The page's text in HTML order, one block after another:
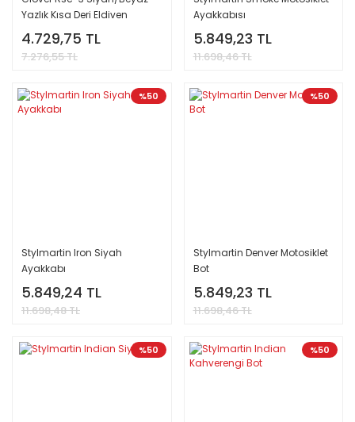
Yazlık Kısa Deri Eldiven
4.729,75 TL
7.276,55 TL
Ayakkabısı
5.849,23 TL
11.698,46 TL
%50
Stylmartin Iron Siyah
Ayakkabı
5.849,24 TL
11.698,48 TL
%50
Stylmartin Denver Motosiklet
Bot
5.849,23 TL
11.698,46 TL
%50 %50